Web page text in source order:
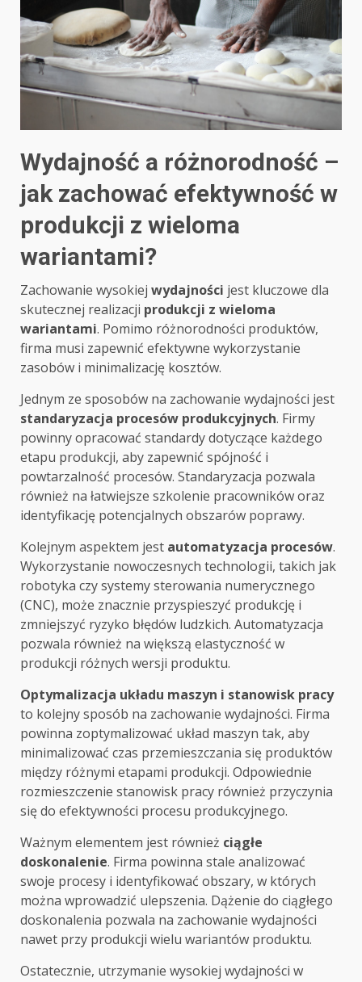
Wydajność a różnorodność –
jak zachować efektywność w
produkcji z wieloma
wariantami?
Zachowanie wysokiej wydajności jest kluczowe dla
skutecznej realizacji produkcji z wieloma
wariantami. Pomimo różnorodności produktów,
firma musi zapewnić efektywne wykorzystanie
zasobów i minimalizację kosztów.
Jednym ze sposobów na zachowanie wydajności jest
standaryzacja procesów produkcyjnych. Firmy
powinny opracować standardy dotyczące każdego
etapu produkcji, aby zapewnić spójność i
powtarzalność procesów. Standaryzacja pozwala
również na łatwiejsze szkolenie pracowników oraz
identyfikację potencjalnych obszarów poprawy.
Kolejnym aspektem jest automatyzacja procesów.
Wykorzystanie nowoczesnych technologii, takich jak
robotyka czy systemy sterowania numerycznego
(CNC), może znacznie przyspieszyć produkcję i
zmniejszyć ryzyko błędów ludzkich. Automatyzacja
pozwala również na większą elastyczność w
produkcji różnych wersji produktu.
Optymalizacja układu maszyn i stanowisk pracy
to kolejny sposób na zachowanie wydajności. Firma
powinna zoptymalizować układ maszyn tak, aby
minimalizować czas przemieszczania się produktów
między różnymi etapami produkcji. Odpowiednie
rozmieszczenie stanowisk pracy również przyczynia
się do efektywności procesu produkcyjnego.
Ważnym elementem jest również ciągłe
doskonalenie. Firma powinna stale analizować
swoje procesy i identyfikować obszary, w których
można wprowadzić ulepszenia. Dążenie do ciągłego
doskonalenia pozwala na zachowanie wydajności
nawet przy produkcji wielu wariantów produktu.
Ostatecznie, utrzymanie wysokiej wydajności w